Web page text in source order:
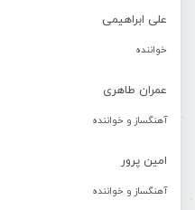
علی ابراهیمی
خواننده
عمران طاهری
آهنگساز و خواننده
امین پرور
آهنگساز و خواننده